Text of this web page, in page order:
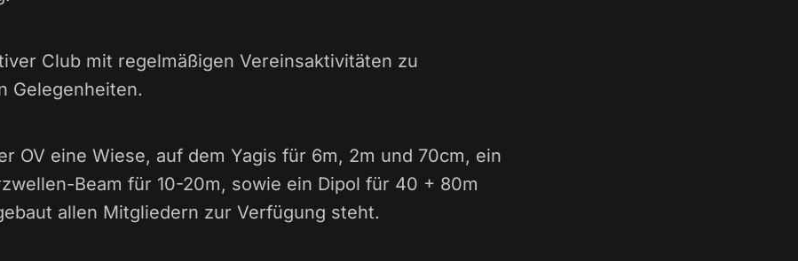
Club mit regelmäßigen Vereinsaktivitäten zu
Gelegenheiten.
OV eine Wiese, auf dem Yagis für 6m, 2m und 70cm, ein
Beam für 10-20m, sowie ein Dipol für 40 + 80m
allen Mitgliedern zur Verfügung steht.